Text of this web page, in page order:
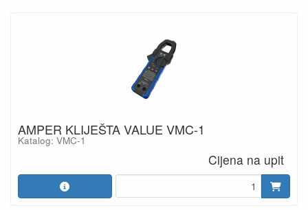
AMPER KLIJEŠTA VALUE VMC-1
Katalog: VMC-1
Cijena na upit